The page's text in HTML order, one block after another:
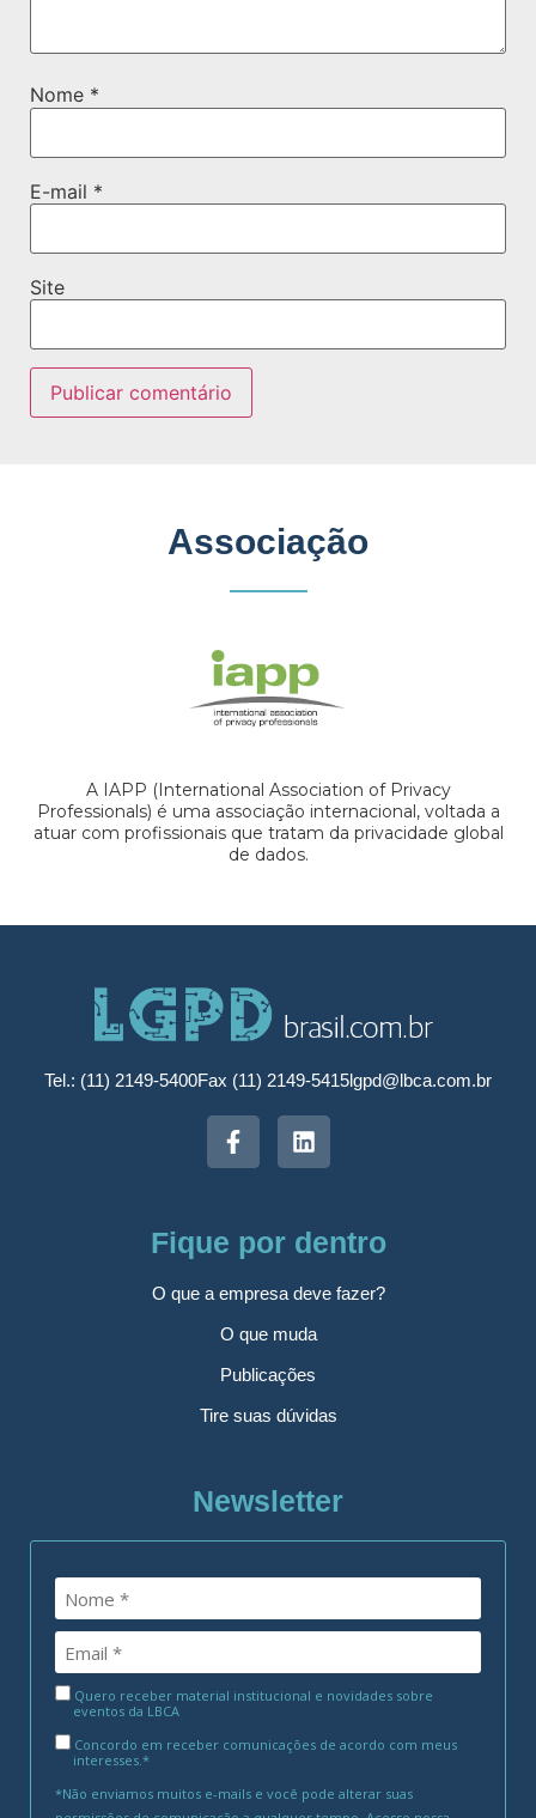
Nome *
E-mail *
Site
Associação
A IAPP (International Association of Privacy
Professionals) é uma associação internacional, voltada a
atuar com profissionais que tratam da privacidade global
de dados.
Tel.: (11) 2149-5400Fax (11) 2149-5415lgpd@lbca.com.br
Fique por dentro
O que a empresa deve fazer?
O que muda
Publicações
Tire suas dúvidas
Newsletter
Quero receber material institucional e novidades sobre
eventos da LBCA
Concordo em receber comunicações de acordo com meus
interesses.*
*Não enviamos muitos e-mails e você pode alterar suas